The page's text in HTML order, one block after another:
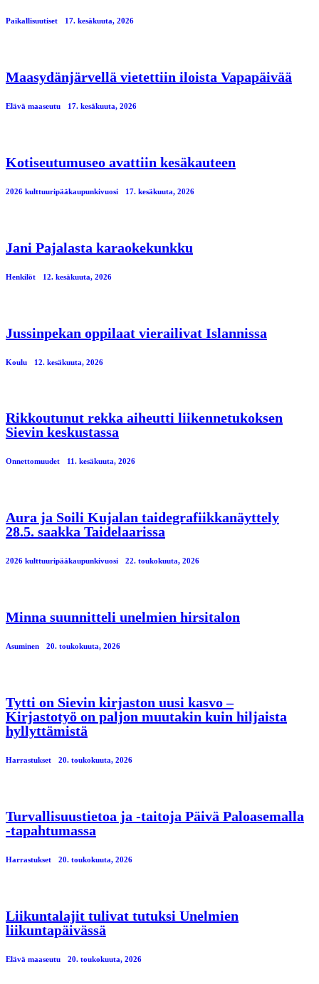
Paikallisuutiset 17. kesäkuuta, 2026
Maasydänjärvellä vietettiin iloista Vapapäivää
Elävä maaseutu 17. kesäkuuta, 2026
Kotiseutumuseo avattiin kesäkauteen
2026 kulttuuripääkaupunkivuosi 17. kesäkuuta, 2026
Jani Pajalasta karaokekunkku
Henkilöt 12. kesäkuuta, 2026
Jussinpekan oppilaat vierailivat Islannissa
Koulu 12. kesäkuuta, 2026
Rikkoutunut rekka aiheutti liikennetukoksen
Sievin keskustassa
Onnettomuudet 11. kesäkuuta, 2026
Aura ja Soili Kujalan taidegrafiikkanäyttely
28.5. saakka Taidelaarissa
2026 kulttuuripääkaupunkivuosi 22. toukokuuta, 2026
Minna suunnitteli unelmien hirsitalon
Asuminen 20. toukokuuta, 2026
Tytti on Sievin kirjaston uusi kasvo –
Kirjastotyö on paljon muutakin kuin hiljaista
hyllyttämistä
Harrastukset 20. toukokuuta, 2026
Turvallisuustietoa ja -taitoja Päivä Paloasemalla
-tapahtumassa
Harrastukset 20. toukokuuta, 2026
Liikuntalajit tulivat tutuksi Unelmien
liikuntapäivässä
Elävä maaseutu 20. toukokuuta, 2026